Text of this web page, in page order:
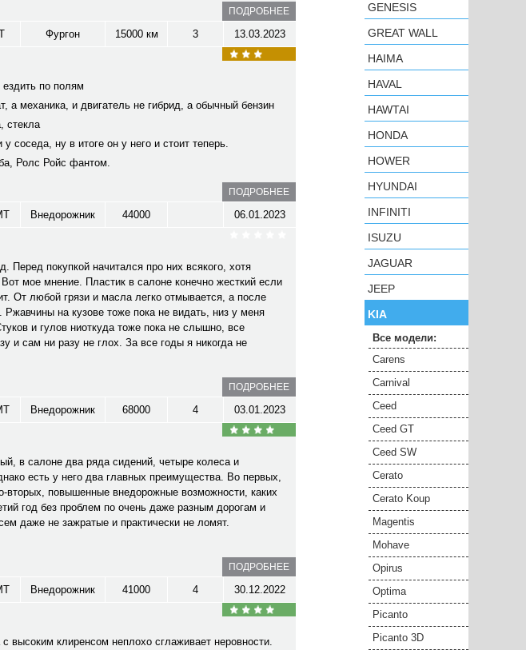
ПОДРОБНЕЕ
Фургон 15000 км 3 13.03.2023
по полям
а механика, и двигатель не гибрид, а обычный бензин
стекла
соседа, ну в итоге он у него и стоит теперь.
Ролс Ройс фантом.
ПОДРОБНЕЕ
Внедорожник 44000 06.01.2023
Перед покупкой начитался про них всякого, хотя
мое мнение. Пластик в салоне конечно жесткий если
От любой грязи и масла легко отмывается, а после
Ржавчины на кузове тоже пока не видать, низ у меня
и гулов ниоткуда тоже пока не слышно, все
и сам ни разу не глох. За все годы я никогда не
ПОДРОБНЕЕ
Внедорожник 68000 4 03.01.2023
в салоне два ряда сидений, четыре колеса и
есть у него два главных преимущества. Во первых,
вторых, повышенные внедорожные возможности, каких
год без проблем по очень даже разным дорогам и
даже не зажратые и практически не ломят.
ПОДРОБНЕЕ
Внедорожник 41000 4 30.12.2022
высоким клиренсом неплохо сглаживает неровности.
GENESIS
GREAT WALL
HAIMA
HAVAL
HAWTAI
HONDA
HOWER
HYUNDAI
INFINITI
ISUZU
JAGUAR
JEEP
KIA
Все модели:
Carens
Carnival
Ceed
Ceed GT
Ceed SW
Cerato
Cerato Koup
Magentis
Mohave
Opirus
Optima
Picanto
Picanto 3D